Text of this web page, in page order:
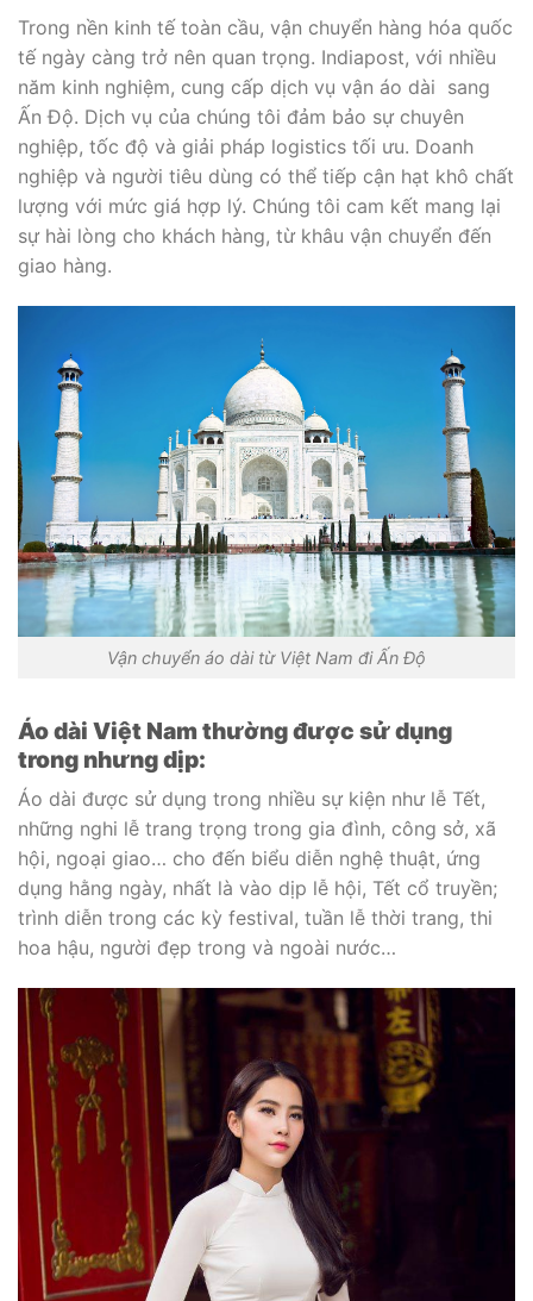
Trong nền kinh tế toàn cầu, vận chuyển hàng hóa quốc
tế ngày càng trở nên quan trọng. Indiapost, với nhiều
năm kinh nghiệm, cung cấp dịch vụ vận áo dài sang
Ấn Độ. Dịch vụ của chúng tôi đảm bảo sự chuyên
nghiệp, tốc độ và giải pháp logistics tối ưu. Doanh
nghiệp và người tiêu dùng có thể tiếp cận hạt khô chất
lượng với mức giá hợp lý. Chúng tôi cam kết mang lại
sự hài lòng cho khách hàng, từ khâu vận chuyển đến
giao hàng.
Vận chuyển áo dài từ Việt Nam đi Ấn Độ
Áo dài Việt Nam thường được sử dụng
trong nhưng dịp:
Áo dài được sử dụng trong nhiều sự kiện như lễ Tết,
những nghi lễ trang trọng trong gia đình, công sở, xã
hội, ngoại giao… cho đến biểu diễn nghệ thuật, ứng
dụng hằng ngày, nhất là vào dịp lễ hội, Tết cổ truyền;
trình diễn trong các kỳ festival, tuần lễ thời trang, thi
hoa hậu, người đẹp trong và ngoài nước…